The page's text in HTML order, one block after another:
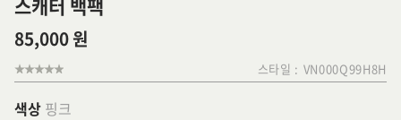
스캐터 백팩
85,000 원
스타일 : VN000Q99H8H
색상 핑크